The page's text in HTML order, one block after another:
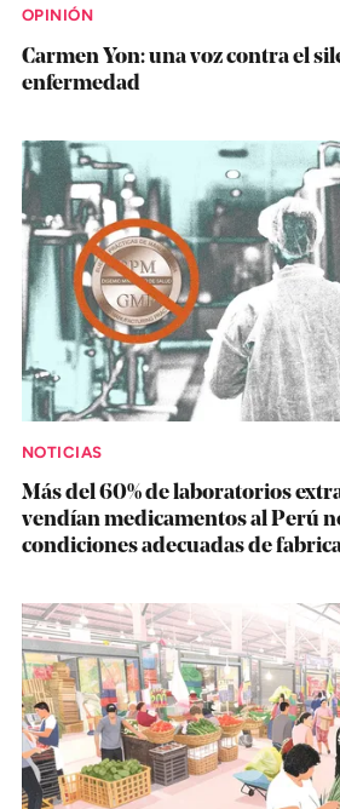
OPINIÓN
Carmen Yon: una voz contra el
enfermedad
NOTICIAS
Más del 60% de laboratorios
vendían medicamentos al Perú
condiciones adecuadas de